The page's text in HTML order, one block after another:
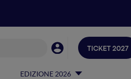
EDIZIONE 2026
TICKET 2027